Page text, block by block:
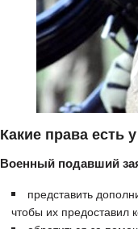
Какие права есть
Военный подавший
представить
чтобы их предоставил